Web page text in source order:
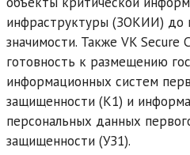
инфраструктуры (ЗОКИИ) до
значимости. Также VK Secure
готовность к размещению
информационных систем
защищенности (К1) и
персональных данных
защищенности (УЗ1).